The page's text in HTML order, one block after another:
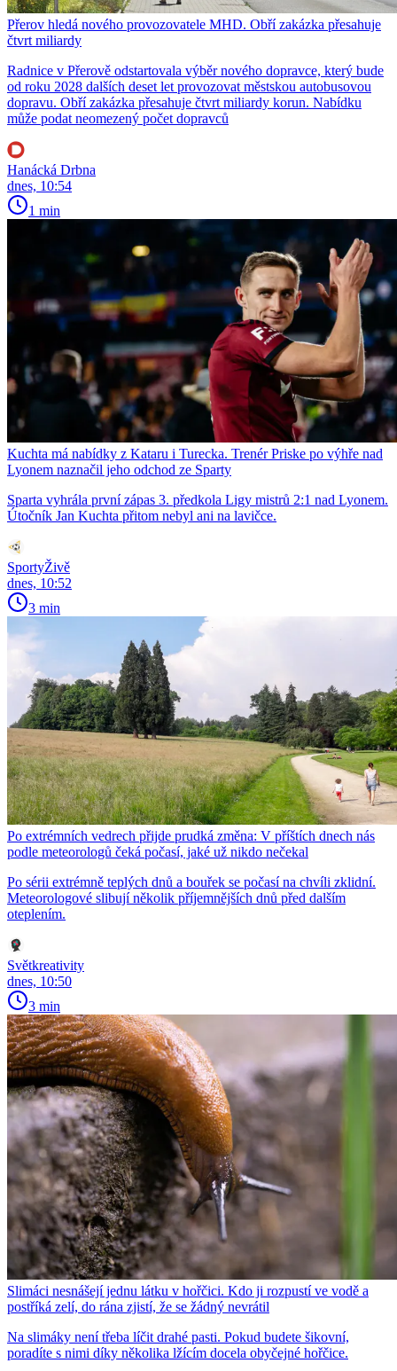
Přerov hledá nového provozovatele MHD. Obří zakázka přesahuje
čtvrt miliardy
Radnice v Přerově odstartovala výběr nového dopravce, který bude
od roku 2028 dalších deset let provozovat městskou autobusovou
dopravu. Obří zakázka přesahuje čtvrt miliardy korun. Nabídku
může podat neomezený počet dopravců
Hanácká Drbna
dnes, 10:54
1 min
Kuchta má nabídky z Kataru i Turecka. Trenér Priske po výhře nad
Lyonem naznačil jeho odchod ze Sparty
Sparta vyhrála první zápas 3. předkola Ligy mistrů 2:1 nad Lyonem.
Útočník Jan Kuchta přitom nebyl ani na lavičce.
SportyŽivě
dnes, 10:52
3 min
Po extrémních vedrech přijde prudká změna: V příštích dnech nás
podle meteorologů čeká počasí, jaké už nikdo nečekal
Po sérii extrémně teplých dnů a bouřek se počasí na chvíli zklidní.
Meteorologové slibují několik příjemnějších dnů před dalším
oteplením.
Světkreativity
dnes, 10:50
3 min
Slimáci nesnášejí jednu látku v hořčici. Kdo ji rozpustí ve vodě a
postříká zelí, do rána zjistí, že se žádný nevrátil
Na slimáky není třeba líčit drahé pasti. Pokud budete šikovní,
poradíte s nimi díky několika lžícím docela obyčejné hořčice.